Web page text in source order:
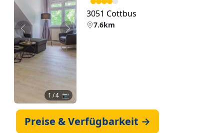
Zurück Weiter
1 / 4 📷
3051 Cottbus
7.6km
Preise & Verfügbarkeit →